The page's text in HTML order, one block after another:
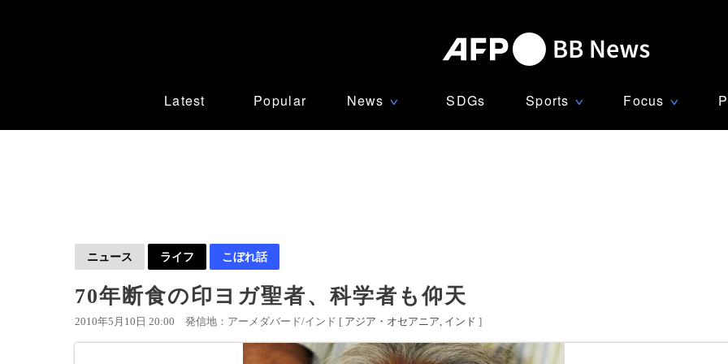
Latest Popular News ∨ SDGs Sports ∨ Focus ∨
ニュース ライフ こぼれ話
70年断食の印ヨガ聖者、科学者も仰天
2010年5月10日 20:00 発信地：アーメダバード/インド [ アジア・オセアニア インド ]